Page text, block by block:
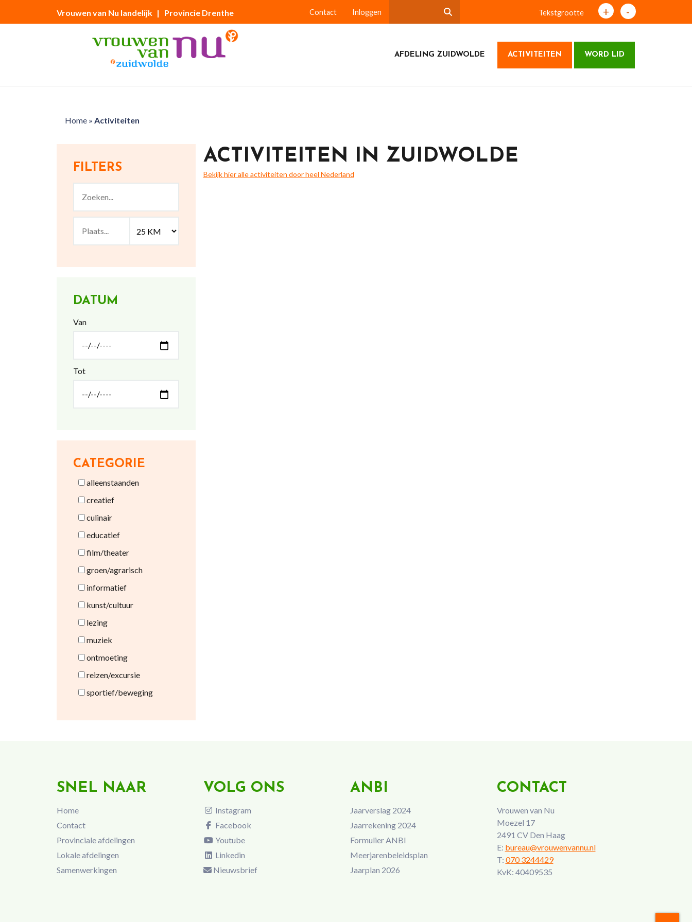
Vrouwen van Nu landelijk | Provincie Drenthe Contact Inloggen Tekstgrootte + -
AFDELING ZUIDWOLDE ACTIVITEITEN WORD LID
Home» Activiteiten
FILTERS
DATUM
Van
Tot
CATEGORIE
alleenstaanden
creatief
culinair
educatief
film/theater
groen/agrarisch
informatief
kunst/cultuur
lezing
muziek
ontmoeting
reizen/excursie
sportief/beweging
ACTIVITEITEN IN ZUIDWOLDE
Bekijk hier alle activiteiten door heel Nederland
SNEL NAAR
Home
Contact
Provinciale afdelingen
Lokale afdelingen
Samenwerkingen
VOLG ONS
Instagram
Facebook
Youtube
Linkedin
Nieuwsbrief
ANBI
Jaarverslag 2024
Jaarrekening 2024
Formulier ANBI
Meerjarenbeleidsplan
Jaarplan 2026
CONTACT
Vrouwen van Nu
Moezel 17
2491 CV Den Haag
E: bureau@vrouwenvannu.nl
T: 070 3244429
KvK: 40409535